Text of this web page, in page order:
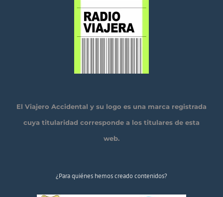
El Viajero Accidental y su logo es una marca registrada
cuya titularidad corresponde a los titulares de esta
web.
¿Para quiénes hemos creado contenidos?